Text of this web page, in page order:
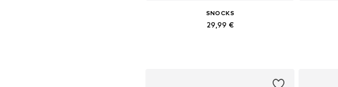
SNOCKS
29,99 €